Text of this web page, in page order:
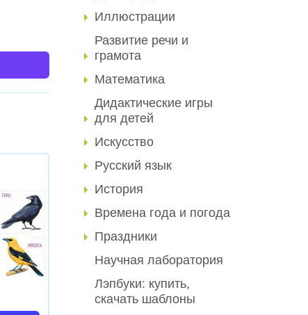
Иллюстрации
Развитие речи и
грамота
Математика
Дидактические игры
для детей
Искусство
Русский язык
История
Времена года и погода
Праздники
Научная лаборатория
Лэпбуки: купить,
скачать шаблоны